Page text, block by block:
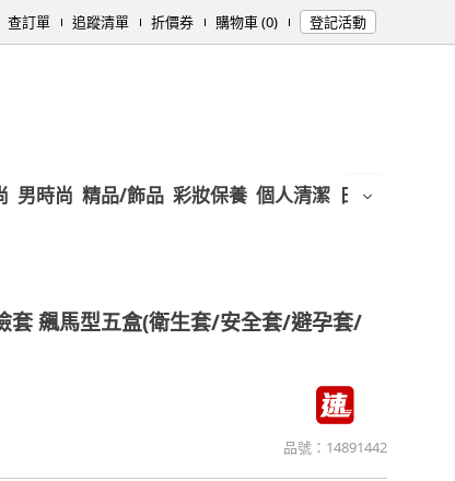
查訂單 追蹤清單 折價券 購物車 (0) 登記活動
男時尚 精品/飾品 彩妝保養 個人清潔 日用/紙品
套 飆馬型五盒(衛生套/安全套/避孕套/
品號： 14891442